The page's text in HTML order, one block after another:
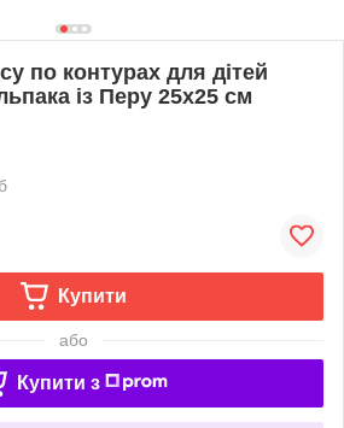
по контурах для дітей
із Перу 25x25 см
Купити
або
Купити з